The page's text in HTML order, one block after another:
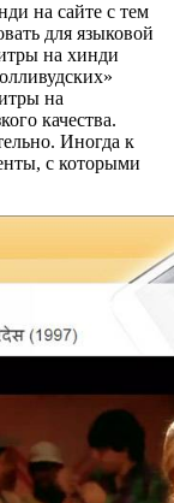
на сайте с тем
для языковой
на хинди
на
качества.
Иногда к
с которыми